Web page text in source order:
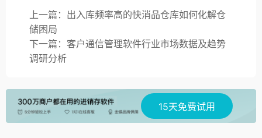
上一篇：出入库频率高的快消品仓库如何化解仓
储困局
下一篇：客户通信管理软件行业市场数据及趋势
调研分析
15天免费试用